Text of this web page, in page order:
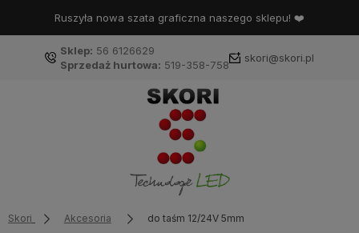
Ruszyła nowa szata graficzna naszego sklepu! ❤️
Sklep: 56 6126629
Sprzedaż hurtowa: 519-358-758
skori@skori.pl
Skori Akcesoria do taśm 12/24V 5mm